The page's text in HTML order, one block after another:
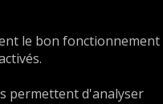
le bon fonctionnement
permettent d'analyser